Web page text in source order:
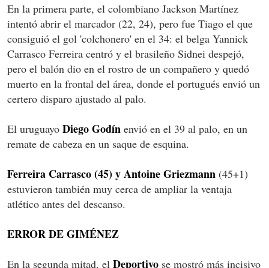
En la primera parte, el colombiano Jackson Martínez
intentó abrir el marcador (22, 24), pero fue Tiago el que
consiguió el gol 'colchonero' en el 34: el belga Yannick
Carrasco Ferreira centró y el brasileño Sidnei despejó,
pero el balón dio en el rostro de un compañero y quedó
muerto en la frontal del área, donde el portugués envió un
certero disparo ajustado al palo.
El uruguayo Diego Godín envió en el 39 al palo, en un
remate de cabeza en un saque de esquina.
Ferreira Carrasco (45) y Antoine Griezmann (45+1)
estuvieron también muy cerca de ampliar la ventaja
atlético antes del descanso.
ERROR DE GIMÉNEZ
En la segunda mitad, el Deportivo se mostró más incisivo